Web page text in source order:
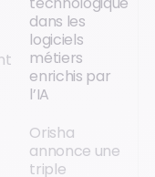
dans les
logiciels
métiers
enrichis par
l’IA
Orisha
annonce une
triple